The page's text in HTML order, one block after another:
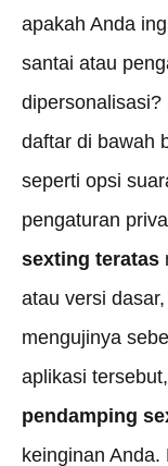
apakah Anda
santai atau
dipersonalisasi?
daftar di bawah
seperti opsi
pengaturan
sexting teratas
atau versi
mengujinya
aplikasi
pendamping
keinginan Anda.